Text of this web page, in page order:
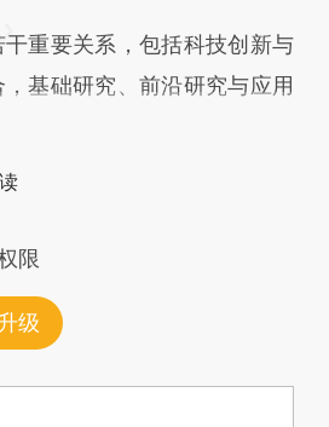
重要关系，包括科技创新与
基础研究、前沿研究与应用
限
级